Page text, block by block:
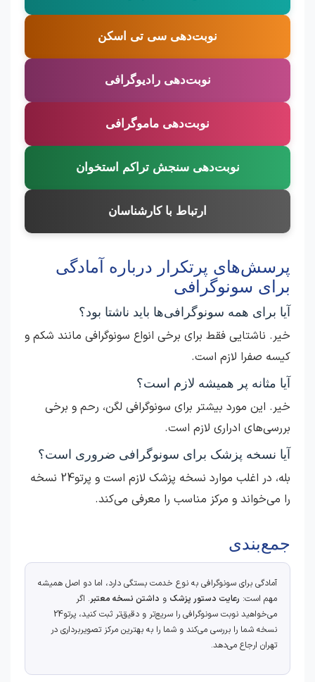
نوبت‌دهی سی تی اسکن
نوبت‌دهی رادیوگرافی
نوبت‌دهی ماموگرافی
نوبت‌دهی سنجش تراکم استخوان
ارتباط با کارشناسان
پرسش‌های پرتکرار درباره آمادگی
برای سونوگرافی
آیا برای همه سونوگرافی‌ها باید ناشتا بود؟
خیر. ناشتایی فقط برای برخی انواع سونوگرافی مانند شکم و
کیسه صفرا لازم است.
آیا مثانه پر همیشه لازم است؟
خیر. این مورد بیشتر برای سونوگرافی لگن، رحم و برخی
بررسی‌های ادراری لازم است.
آیا نسخه پزشک برای سونوگرافی ضروری است؟
بله، در اغلب موارد نسخه پزشک لازم است و پرتو24 نسخه
را می‌خواند و مرکز مناسب را معرفی می‌کند.
جمع‌بندی
آمادگی برای سونوگرافی به نوع خدمت بستگی دارد، اما دو اصل همیشه
مهم است: رعایت دستور پزشک و داشتن نسخه معتبر. اگر
می‌خواهید نوبت سونوگرافی را سریع‌تر و دقیق‌تر ثبت کنید، پرتو24
نسخه شما را بررسی می‌کند و شما را به بهترین مرکز تصویربرداری در
تهران ارجاع می‌دهد.